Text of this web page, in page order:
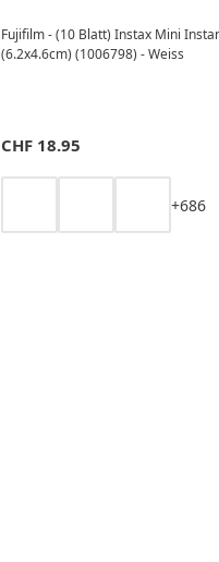
Fujifilm - (10 Blatt) Instax Mini
(6.2x4.6cm) (1006798) - Weiss
CHF 18.95
+686